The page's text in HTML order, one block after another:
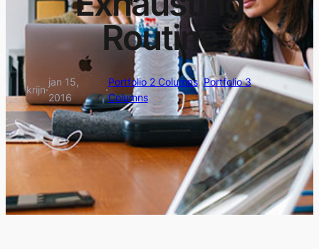
Routine
krijn·
jan 15,
2016
·
Portfolio 2 Columns, Portfolio 3
Columns